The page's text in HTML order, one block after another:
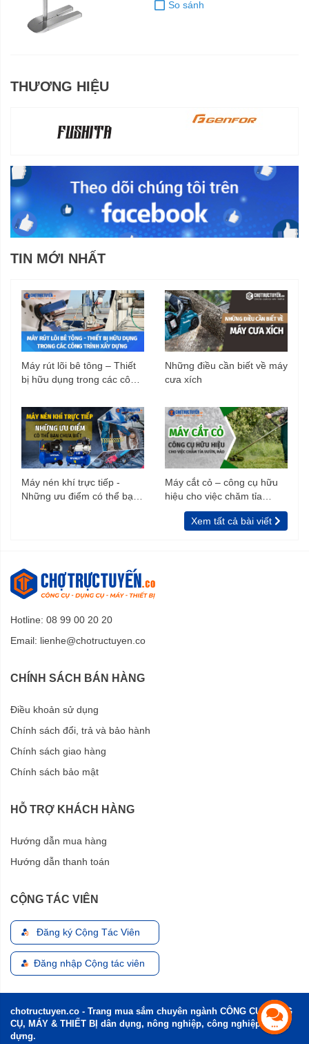
So sánh
THƯƠNG HIỆU
TIN MỚI NHẤT
Máy rút lõi bê tông – Thiết
bị hữu dụng trong các công
Những điều cần biết về máy
cưa xích
Máy nén khí trực tiếp -
Những ưu điểm có thể bạn
Máy cắt cỏ – công cụ hữu
hiệu cho việc chăm tỉa
vườn, rào
Xem tất cả bài viết
Hotline: 08 99 00 20 20
Email: lienhe@chotructuyen.co
CHÍNH SÁCH BÁN HÀNG
Điều khoản sử dụng
Chính sách đổi, trả và bảo hành
Chính sách giao hàng
Chính sách bảo mật
HỖ TRỢ KHÁCH HÀNG
Hướng dẫn mua hàng
Hướng dẫn thanh toán
CỘNG TÁC VIÊN
Đăng ký Cộng Tác Viên
Đăng nhập Cộng tác viên
chotructuyen.co - Trang mua sắm chuyên ngành CÔNG CỤ, DỤNG
CỤ, MÁY & THIẾT BỊ dân dụng, nông nghiệp, công nghiệp và xây
dựng.